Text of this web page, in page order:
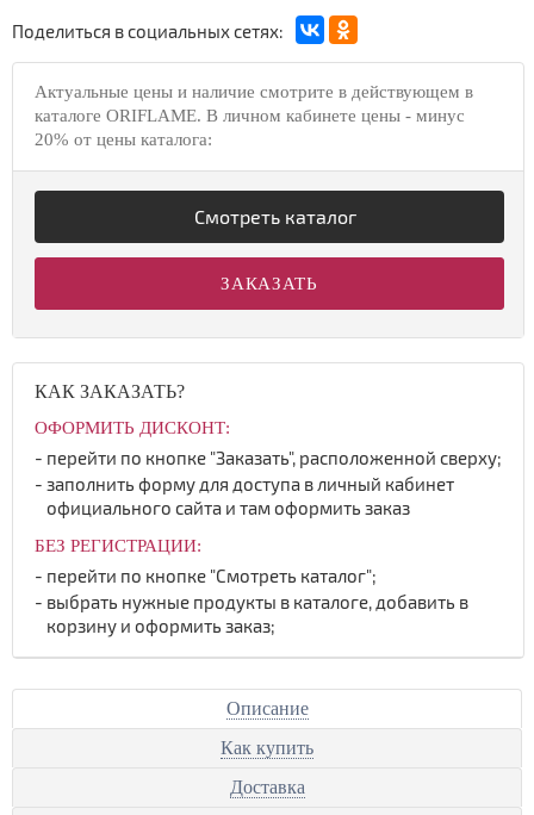
Поделиться в социальных сетях:
Актуальные цены и наличие смотрите в действующем в
каталоге ORIFLAME. В личном кабинете цены - минус
20% от цены каталога:
Смотреть каталог
ЗАКАЗАТЬ
КАК ЗАКАЗАТЬ?
ОФОРМИТЬ ДИСКОНТ:
перейти по кнопке "Заказать", расположенной сверху;
заполнить форму для доступа в личный кабинет
официального сайта и там оформить заказ
БЕЗ РЕГИСТРАЦИИ:
перейти по кнопке "Смотреть каталог";
выбрать нужные продукты в каталоге, добавить в
корзину и оформить заказ;
Описание
Как купить
Доставка